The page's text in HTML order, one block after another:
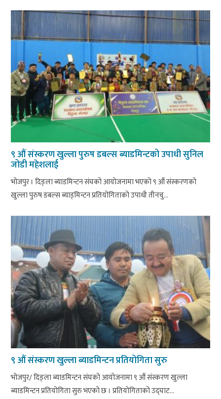
९ औं संस्करण खुल्ला पुरुष डबल्स ब्याडमिन्टको उपाधी सुनिल
जोडी महेशलाई
भोजपुर । दिङ्ला ब्याडमिन्टन संघको आयोजनामा भएको ९ औं संस्करणको
खुल्ला पुरुष डबल्स ब्याड्मिन्टन प्रतियोगिताको उपाधी तीनचु...
९ औं संस्करण खुल्ला ब्याडमिन्टन प्रतियोगिता सुरु
भोजपुर/ दिङ्ला ब्याडमिन्टन संघको आयोजनामा ९ औं संस्करण खुल्ला
ब्याडमिन्टन प्रतियोगिता सुरु भएको छ । प्रतियोगिताको उद्घाट...